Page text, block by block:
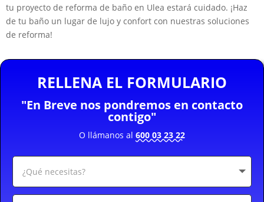
tu proyecto de reforma de baño en Ulea estará cuidado. ¡Haz
de tu baño un lugar de lujo y confort con nuestras soluciones
de reforma!
RELLENA EL FORMULARIO
"En Breve nos pondremos en contacto
contigo"
O llámanos al 600 03 23 22